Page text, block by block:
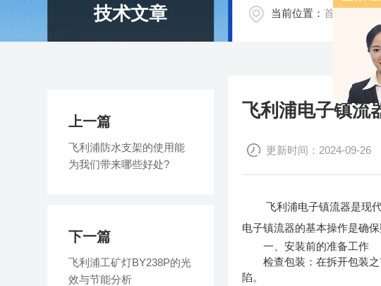
技术文章 当前位置：首页
飞利浦电子镇流
更新时间：2024-09-26
飞利浦电子镇流器是现代
电子镇流器的基本操作是确
一、安装前的准备工作
检查包装：在拆开包装之
陷。
上一篇
飞利浦防水支架的使用能
为我们带来哪些好处?
下一篇
飞利浦工矿灯BY238P的光
效与节能分析